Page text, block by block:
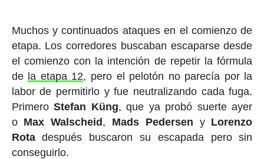
Muchos y continuados ataques en el comienzo de
etapa. Los corredores buscaban escaparse desde
el comienzo con la intención de repetir la fórmula
de la etapa 12, pero el pelotón no parecía por la
labor de permitirlo y fue neutralizando cada fuga.
PrimeroStefan Küng, que ya probó suerte ayer
o Max Walscheid, Mads Pedersen y Lorenzo
Rotadespués buscaron su escapada pero sin
conseguirlo.